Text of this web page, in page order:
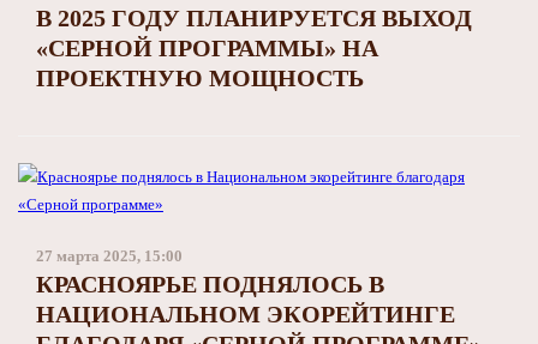
В 2025 ГОДУ ПЛАНИРУЕТСЯ ВЫХОД
«СЕРНОЙ ПРОГРАММЫ» НА
ПРОЕКТНУЮ МОЩНОСТЬ
27 марта 2025, 15:00
КРАСНОЯРЬЕ ПОДНЯЛОСЬ В
НАЦИОНАЛЬНОМ ЭКОРЕЙТИНГЕ